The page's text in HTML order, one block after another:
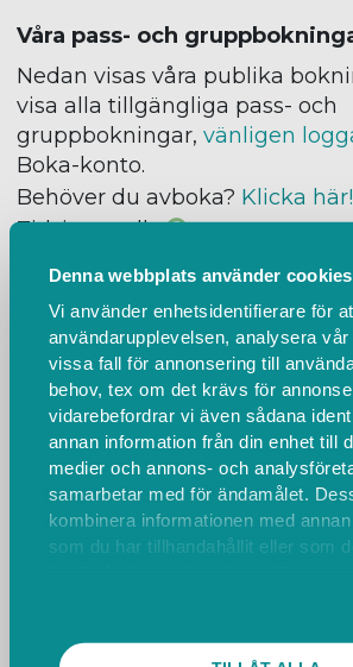
Denna webbplats använder cookies
Vi använder enhetsidentifierare för
användarupplevelsen, analysera
vissa fall för annonsering till
behov, tex om det krävs för
vidarebefordrar vi även sådana
annan information från din enhet till
medier och annons- och
samarbetar med för ändamålet.
kombinera informationen med
som du har tillhandahållit eller som
Våra pass- och
Nedan visas våra publika
visa alla tillgängliga pass- och
gruppbokningar, vänligen
Boka-konto.
Behöver du avboka? Klicka här!
Tidsintervall
Inga pass/gruppbokningar
pass/gruppbokningar
FÖREGÅENDE NÄSTA